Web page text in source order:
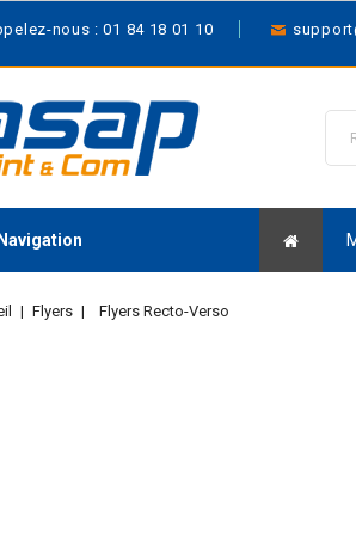
nous : 01 84 18 01 10
Navigation
Flyers Flyers Recto-Verso